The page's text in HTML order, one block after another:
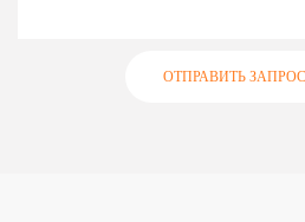
ОТПРАВИТЬ